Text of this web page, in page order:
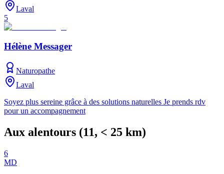
Laval
5
Hélène Messager
Naturopathe
Laval
Soyez plus sereine grâce à des solutions naturelles Je prends rdv
pour un accompagnement
Aux alentours (11, < 25 km)
6
MD